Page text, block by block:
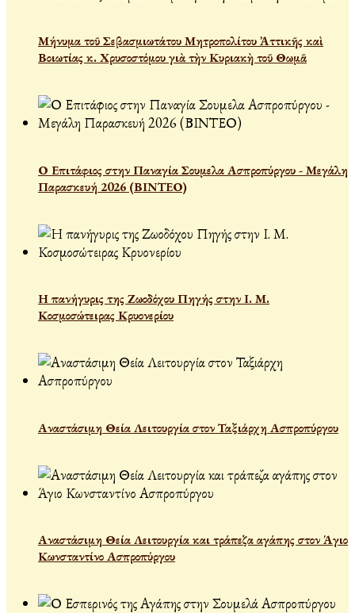
Μήνυμα τοῦ Σεβασμιωτάτου Μητροπολίτου Ἀττικῆς καὶ
Βοιωτίας κ. Χρυσοστόμου γιὰ τὴν Κυριακὴ τοῦ Θωμᾶ
Ο Επιτάφιος στην Παναγία Σουμελα Ασπροπύργου - Μεγάλη
Παρασκευή 2026 (ΒΙΝΤΕΟ)
Η πανήγυρις της Ζωοδόχου Πηγής στην Ι. Μ.
Κοσμοσώτειρας Κρυονερίου
Αναστάσιμη Θεία Λειτουργία στον Ταξιάρχη Ασπροπύργου
Αναστάσιμη Θεία Λειτουργία και τράπεζα αγάπης στον Άγιο
Κωνσταντίνο Ασπροπύργου